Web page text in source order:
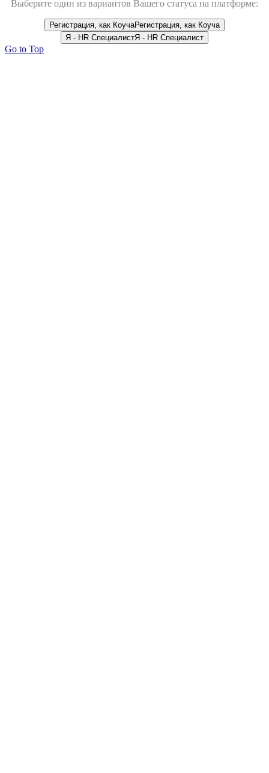
Выберите один из вариантов Вашего статуса на платформе:
Регистрация, как КоучаРегистрация, как Коуча
Я - HR СпециалистЯ - HR Специалист
Go to Top